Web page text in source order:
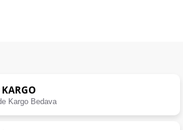
KARGO
Kargo Bedava